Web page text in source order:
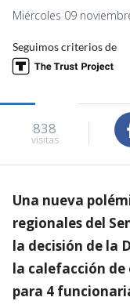
Miércoles 09
Seguimos criterios de
838
visitas
Una nueva
regionales del
la decisión de la
la calefacción
para 4